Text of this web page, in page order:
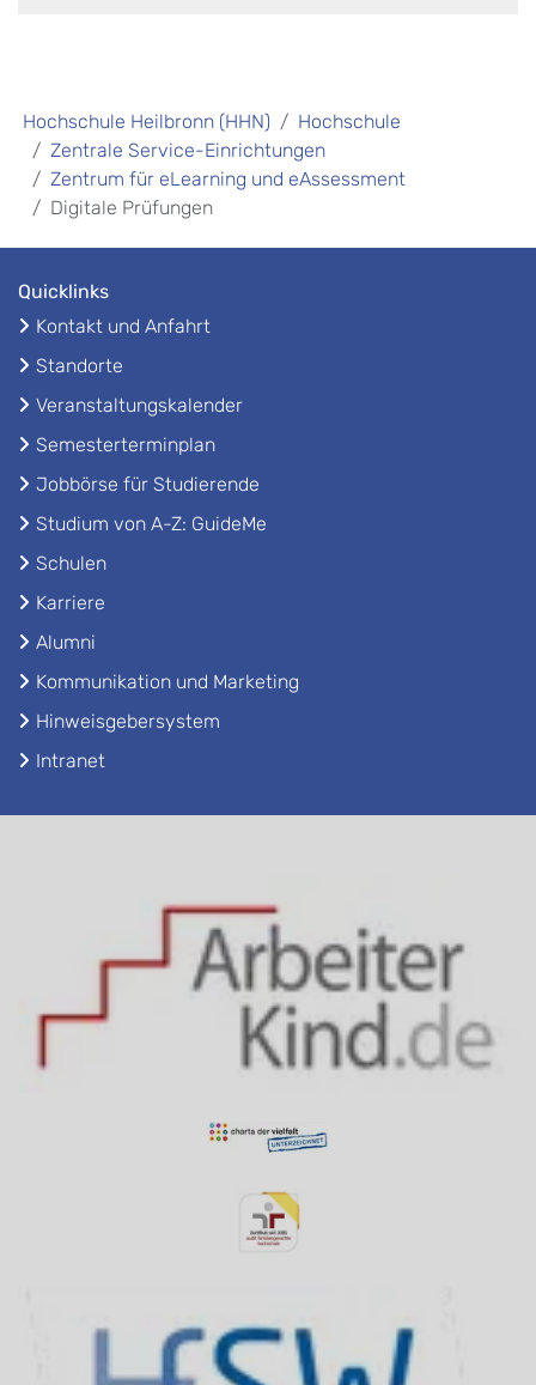
Hochschule Heilbronn (HHN)
Hochschule
Zentrale Service-Einrichtungen
Zentrum für eLearning und eAssessment
Digitale Prüfungen
Quicklinks
Kontakt und Anfahrt
Standorte
Veranstaltungskalender
Semesterterminplan
Jobbörse für Studierende
Studium von A-Z: GuideMe
Schulen
Karriere
Alumni
Kommunikation und Marketing
Hinweisgebersystem
Intranet